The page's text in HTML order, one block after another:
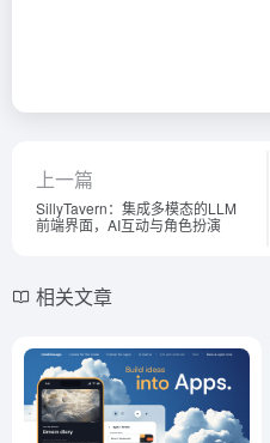
上一篇
SillyTavern：集成多模态的LLM
前端界面，AI互动与角色扮演
相关文章